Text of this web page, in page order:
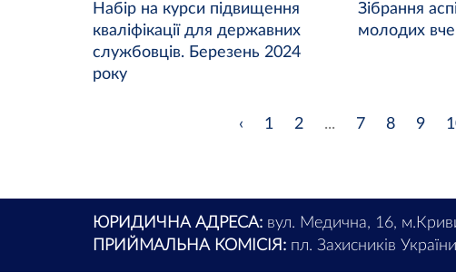
Набір на курси підвищення
кваліфікації для державних
службовців. Березень 2024
року
Зібрання
молодих
‹ 1 2 ... 7 8 9
ЮРИДИЧНА АДРЕСА: вул. Медична, 16,
ПРИЙМАЛЬНА КОМІСІЯ: пл. Захисників